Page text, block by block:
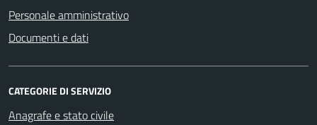
Personale amministrativo
Documenti e dati
CATEGORIE DI SERVIZIO
Anagrafe e stato civile